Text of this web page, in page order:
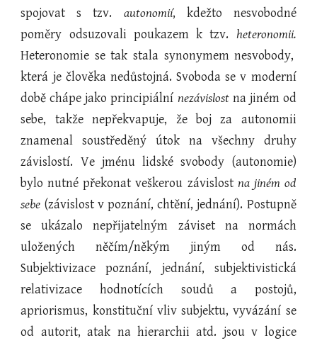
spojovat s tzv. autonomií, kdežto nesvobodné
poměry odsuzovali poukazem k tzv. heteronomii.
Heteronomie se tak stala synonymem nesvobody,
která je člověka nedůstojná. Svoboda se v moderní
době chápe jako principiální nezávislostna jiném od
sebe, takže nepřekvapuje, že boj za autonomii
znamenal soustředěný útok na všechny druhy
závislostí. Ve jménu lidské svobody (autonomie)
bylo nutné překonat veškerou závislost na jiném od
sebe (závislost v poznání, chtění, jednání). Postupně
se ukázalo nepřijatelným záviset na normách
uložených něčím/někým jiným od nás.
Subjektivizace poznání, jednání, subjektivistická
relativizace hodnotících soudů a postojů,
apriorismus, konstituční vliv subjektu, vyvázání se
od autorit, atak na hierarchii atd. jsou v logice